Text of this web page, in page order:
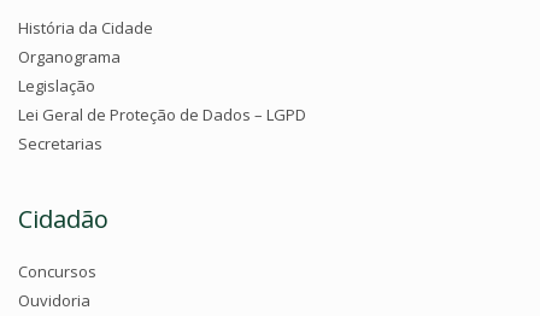
História da Cidade
Organograma
Legislação
Lei Geral de Proteção de Dados – LGPD
Secretarias
Cidadão
Concursos
Ouvidoria